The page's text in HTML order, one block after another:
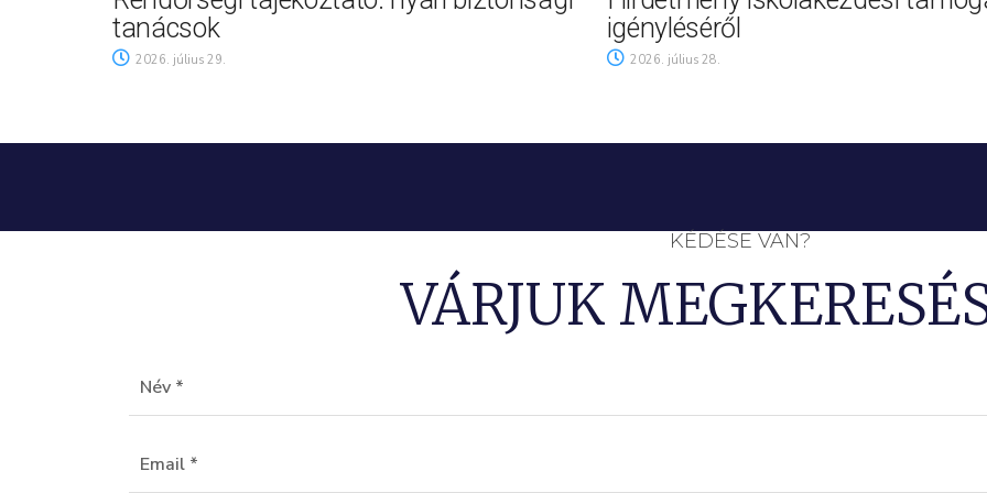
tanácsok
2026. július 29.
igényléséről
2026. július 28.
KÉDÉSE VAN?
VÁRJUK